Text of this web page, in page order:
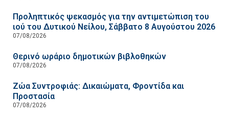
Προληπτικός ψεκασμός για την αντιμετώπιση του
ιού του Δυτικού Νείλου, Σάββατο 8 Αυγούστου 2026
07/08/2026
Θερινό ωράριο δημοτικών βιβλοθηκών
07/08/2026
Ζώα Συντροφιάς: Δικαιώματα, Φροντίδα και
Προστασία
07/08/2026